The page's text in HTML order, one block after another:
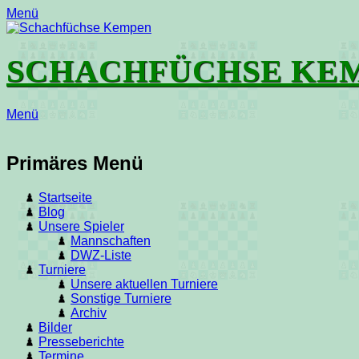
Menü
SCHACHFÜCHSE
Menü
Primäres Menü
Zum
Inhalt
springen
Startseite
Blog
Unsere Spieler
Mannschaften
DWZ-Liste
Turniere
Unsere aktuellen Turniere
Sonstige Turniere
Archiv
Bilder
Presseberichte
Termine